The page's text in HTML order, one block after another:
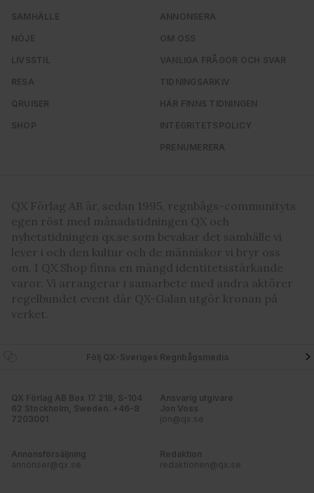
SAMHÄLLE
NÖJE
LIVSSTIL
RESA
QRUISER
SHOP
ANNONSERA
OM OSS
VANLIGA FRÅGOR OCH SVAR
TIDNINGSARKIV
HÄR FINNS TIDNINGEN
INTEGRITETSPOLICY
PRENUMERERA
QX Förlag AB är, sedan 1995, regnbågs-communityts
egen röst med månadstidningen QX och
nyhetstidningen qx.se som bevakar det samhälle vi
lever i och den kultur och de människor vi bryr oss
om. I QX Shop finns en mängd identitetsstärkande
varor. Vi arrangerar i samarbete med andra aktörer
regelbundet event där QX-Galan utgör kronan på
verket.
Följ QX-Sveriges Regnbågsmedia
QX Förlag AB Box 17 218, S-104
62 Stockholm, Sweden. +46-8
7203001
Ansvarig utgivare
Jon Voss
jon@qx.se
Annonsförsäljning
annonser@qx.se
Redaktion
redaktionen@qx.se